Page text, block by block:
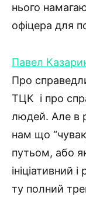
нього
офіцера для
Павел
Про
ТЦК і про
людей. Але в
нам що
путьом, або
ініціативний
ту полний